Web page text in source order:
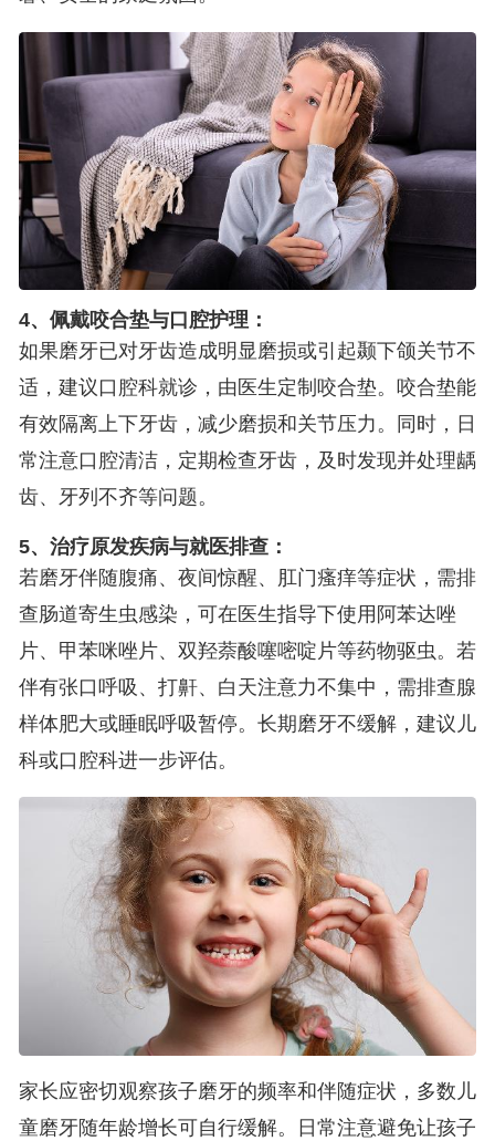
4、佩戴咬合垫与口腔护理：
如果磨牙已对牙齿造成明显磨损或引起颞下颌关节不
适，建议口腔科就诊，由医生定制咬合垫。咬合垫能
有效隔离上下牙齿，减少磨损和关节压力。同时，日
常注意口腔清洁，定期检查牙齿，及时发现并处理龋
齿、牙列不齐等问题。
5、治疗原发疾病与就医排查：
若磨牙伴随腹痛、夜间惊醒、肛门瘙痒等症状，需排
查肠道寄生虫感染，可在医生指导下使用阿苯达唑
片、甲苯咪唑片、双羟萘酸噻嘧啶片等药物驱虫。若
伴有张口呼吸、打鼾、白天注意力不集中，需排查腺
样体肥大或睡眠呼吸暂停。长期磨牙不缓解，建议儿
科或口腔科进一步评估。
家长应密切观察孩子磨牙的频率和伴随症状，多数儿
童磨牙随年龄增长可自行缓解。日常注意避免让孩子